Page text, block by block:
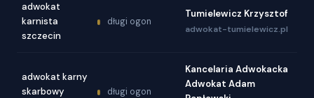
adwokat
karnista
szczecin
długi ogon
Tumielewicz Krzysztof
adwokat-tumielewicz.pl
adwokat karny
skarbowy
długi ogon
Kancelaria Adwokacka
Adwokat Adam